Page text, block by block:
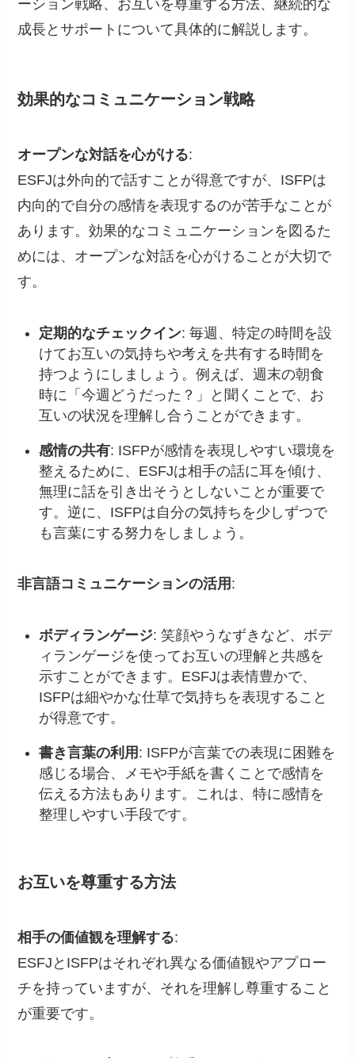
ーション戦略、お互いを尊重する方法、継続的な
成長とサポートについて具体的に解説します。
効果的なコミュニケーション戦略
オープンな対話を心がける:
ESFJは外向的で話すことが得意ですが、ISFPは
内向的で自分の感情を表現するのが苦手なことが
あります。効果的なコミュニケーションを図るた
めには、オープンな対話を心がけることが大切で
す。
定期的なチェックイン: 毎週、特定の時間を設
けてお互いの気持ちや考えを共有する時間を
持つようにしましょう。例えば、週末の朝食
時に「今週どうだった？」と聞くことで、お
互いの状況を理解し合うことができます。
感情の共有: ISFPが感情を表現しやすい環境を
整えるために、ESFJは相手の話に耳を傾け、
無理に話を引き出そうとしないことが重要で
す。逆に、ISFPは自分の気持ちを少しずつで
も言葉にする努力をしましょう。
非言語コミュニケーションの活用 :
ボディランゲージ: 笑顔やうなずきなど、ボデ
ィランゲージを使ってお互いの理解と共感を
示すことができます。ESFJは表情豊かで、
ISFPは細やかな仕草で気持ちを表現すること
が得意です。
書き言葉の利用 : ISFPが言葉での表現に困難を
感じる場合、メモや手紙を書くことで感情を
伝える方法もあります。これは、特に感情を
整理しやすい手段です。
お互いを尊重する方法
相手の価値観を理解する:
ESFJとISFPはそれぞれ異なる価値観やアプロー
チを持っていますが、それを理解し尊重すること
が重要です。